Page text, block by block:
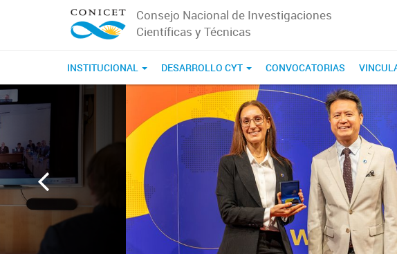
Consejo Nacional de Investigaciones
Científicas y Técnicas
INSTITUCIONAL DESARROLLO CYT CONVOCATORIAS
Página
de
inicio
de
CONICET